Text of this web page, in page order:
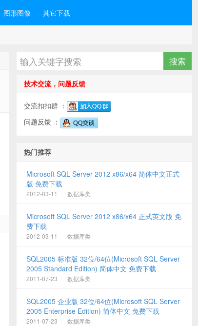
图形图像 其它下载
技术交流，问题反馈
交流扣扣群 ：
问题反馈 ：
热门推荐
Microsoft SQL Server 2012 x86/x64 简体中文正式
版 免费下载
2012-03-11 数据库类
Microsoft SQL Server 2012 x86/x64 正式英文版 免
费下载
2012-03-11 数据库类
SQL2005 标准版 32位/64位(Microsoft SQL Server
2005 Standard Edition) 简体中文 免费下载
2011-07-23 数据库类
SQL2005 企业版 32位/64位(Microsoft SQL Server
2005 Enterprise Edition) 简体中文 免费下载
2011-07-23 数据库类